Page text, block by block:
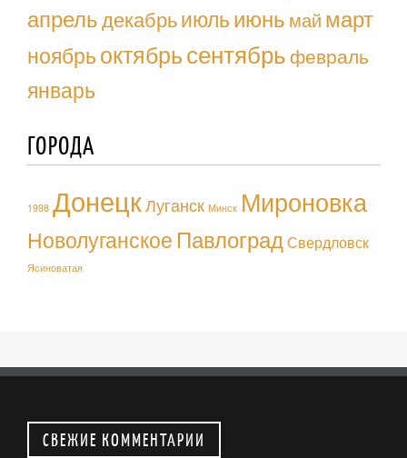
апрельдекабрьиюльиюнь май март
ноябрьоктябрьсентябрьфевраль
январь
ГОРОДА
1998 ДонецкЛуганск Минск Мироновка
Новолуганское ПавлоградСвердловск
Ясиноватая
СВЕЖИЕ КОММЕНТАРИИ